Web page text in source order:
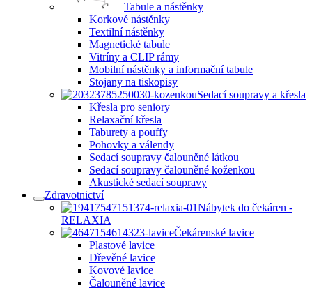
Tabule a nástěnky
Korkové nástěnky
Textilní nástěnky
Magnetické tabule
Vitríny a CLIP rámy
Mobilní nástěnky a informační tabule
Stojany na tiskopisy
Sedací soupravy a křesla
Křesla pro seniory
Relaxační křesla
Taburety a pouffy
Pohovky a válendy
Sedací soupravy čalouněné látkou
Sedací soupravy čalouněné koženkou
Akustické sedací soupravy
Zdravotnictví
Nábytek do čekáren -
RELAXIA
Čekárenské lavice
Plastové lavice
Dřevěné lavice
Kovové lavice
Čalouněné lavice